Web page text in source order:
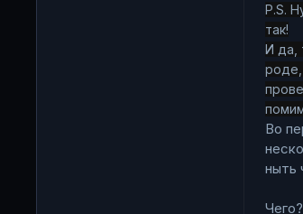
P.S.
так!
И да,
роде,
Во
ныть